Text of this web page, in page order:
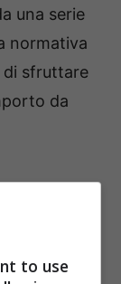
una serie
normativa
di sfruttare
da
to use